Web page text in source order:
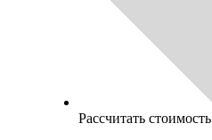
Рассчитать стоимость